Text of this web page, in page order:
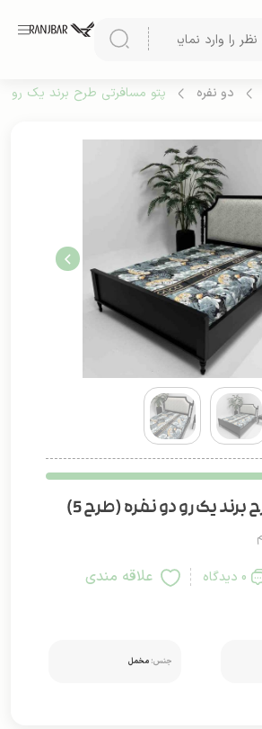
دو نفره پتو مسافرتی طرح برند یک رو
یک رو دو نفره (طرح 5)
0 دیدگاه علاقه مندی
جنس: مخمل